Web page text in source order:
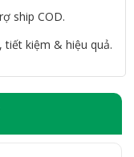
ship COD.
tiết kiệm & hiệu quả.